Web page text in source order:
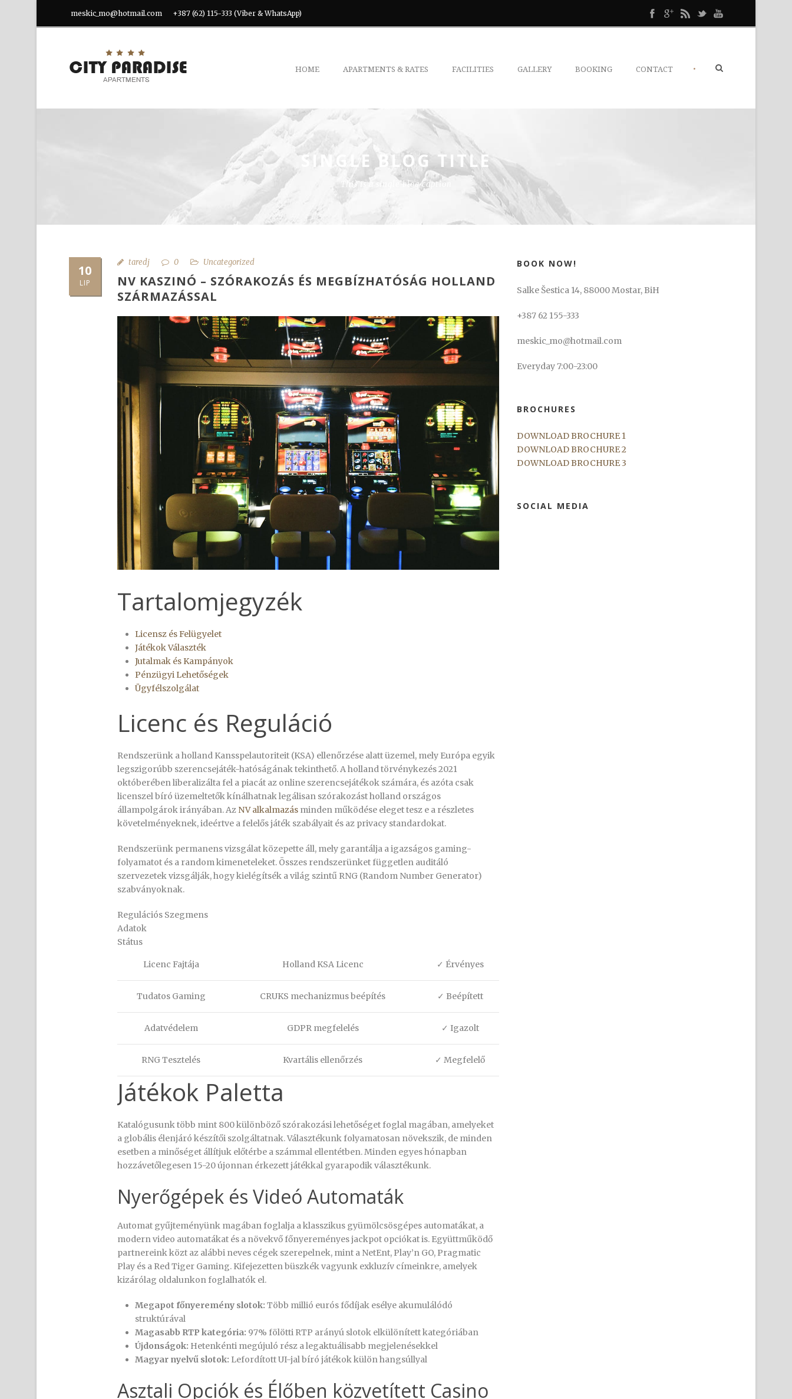
meskic_mo@hotmail.com +387 (62) 115-333 (Viber & WhatsApp)
HOME APARTMENTS & RATES FACILITIES GALLERY BOOKING CONTACT •
SINGLE BLOG TITLE
This is a single blog caption
10
LIP
taredj 0 Uncategorized
NV KASZINÓ – SZÓRAKOZÁS ÉS MEGBÍZHATÓSÁG HOLLAND
SZÁRMAZÁSSAL
Tartalomjegyzék
Licensz és Felügyelet
Játékok Választék
Jutalmak és Kampányok
Pénzügyi Lehetőségek
Ügyfélszolgálat
Licenc és Reguláció
Rendszerünk a holland Kansspelautoriteit (KSA) ellenőrzése alatt üzemel, mely Európa egyik
legszigorúbb szerencsejáték-hatóságának tekinthető. A holland törvénykezés 2021
októberében liberalizálta fel a piacát az online szerencsejátékok számára, és azóta csak
licenszel bíró üzemeltetők kínálhatnak legálisan szórakozást holland országos
állampolgárok irányában. Az NV alkalmazás minden működése eleget tesz e a részletes
követelményeknek, ideértve a felelős játék szabályait és az privacy standardokat.
Rendszerünk permanens vizsgálat közepette áll, mely garantálja a igazságos gaming-
folyamatot és a random kimeneteleket. Összes rendszerünket független auditáló
szervezetek vizsgálják, hogy kielégítsék a világ szintű RNG (Random Number Generator)
szabványoknak.
Regulációs Szegmens
Adatok
Státus
Licenc Fajtája Holland KSA Licenc ✓ Érvényes
Tudatos Gaming CRUKS mechanizmus beépítés ✓ Beépített
Adatvédelem GDPR megfelelés ✓ Igazolt
RNG Tesztelés Kvartális ellenőrzés ✓ Megfelelő
Játékok Paletta
Katalógusunk több mint 800 különböző szórakozási lehetőséget foglal magában, amelyeket
a globális élenjáró készítői szolgáltatnak. Választékunk folyamatosan növekszik, de minden
esetben a minőséget állítjuk előtérbe a számmal ellentétben. Minden egyes hónapban
hozzávetőlegesen 15-20 újonnan érkezett játékkal gyarapodik választékunk.
Nyerőgépek és Videó Automaták
Automat gyűjteményünk magában foglalja a klasszikus gyümölcsösgépes automatákat, a
modern video automatákat és a növekvő főnyereményes jackpot opciókat is. Együttműködő
partnereink közt az alábbi neves cégek szerepelnek, mint a NetEnt, Play’n GO, Pragmatic
Play és a Red Tiger Gaming. Kifejezetten büszkék vagyunk exkluzív címeinkre, amelyek
kizárólag oldalunkon foglalhatók el.
Megapot főnyeremény slotok: Több millió eurós fődíjak esélye akumulálódó
struktúrával
Magasabb RTP kategória: 97% fölötti RTP arányú slotok elkülönített kategóriában
Újdonságok: Hetenkénti megújuló rész a legaktuálisabb megjelenésekkel
Magyar nyelvű slotok: Lefordított UI-jal bíró játékok külön hangsúllyal
Asztali Opciók és Élőben közvetített Casino
BOOK NOW!
Salke Šestica 14, 88000 Mostar, BiH
+387 62 155-333
meskic_mo@hotmail.com
Everyday 7:00-23:00
BROCHURES
DOWNLOAD BROCHURE 1
DOWNLOAD BROCHURE 2
DOWNLOAD BROCHURE 3
SOCIAL MEDIA